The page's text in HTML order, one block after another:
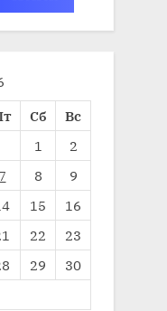
Сб
Вс
1
2
7 8
9
15
16
22
23
29
30